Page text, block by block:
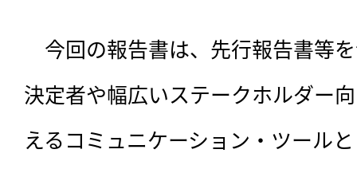
今回の報告書は、 先行報告書等
決定者や幅広いステークホルダー
えるコミュニケーション・ツール